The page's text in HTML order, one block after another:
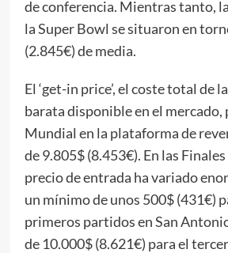
de conferencia. Mientras tanto,
la Super Bowl se situaron en
(2.845€) de media.
El ‘get-in price’, el coste total de
barata disponible en el mercado,
Mundial en la plataforma de
de 9.805$ (8.453€). En las
precio de entrada ha variado
un mínimo de unos 500$ (431€)
primeros partidos en San
de 10.000$ (8.621€) para el